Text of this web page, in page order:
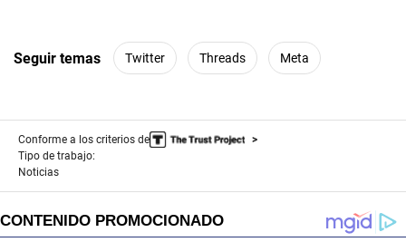
Seguir temas Twitter Threads Meta
Conforme a los criterios de
Tipo de trabajo:
Noticias